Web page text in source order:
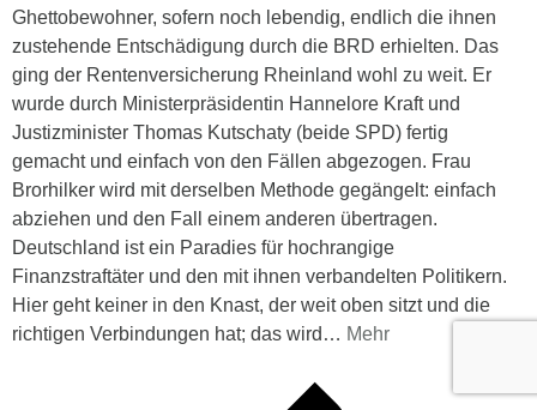
Ghettobewohner, sofern noch lebendig, endlich die ihnen
zustehende Entschädigung durch die BRD erhielten. Das
ging der Rentenversicherung Rheinland wohl zu weit. Er
wurde durch Ministerpräsidentin Hannelore Kraft und
Justizminister Thomas Kutschaty (beide SPD) fertig
gemacht und einfach von den Fällen abgezogen. Frau
Brorhilker wird mit derselben Methode gegängelt: einfach
abziehen und den Fall einem anderen übertragen.
Deutschland ist ein Paradies für hochrangige
Finanzstraftäter und den mit ihnen verbandelten Politikern.
Hier geht keiner in den Knast, der weit oben sitzt und die
richtigen Verbindungen hat; das wird … Mehr